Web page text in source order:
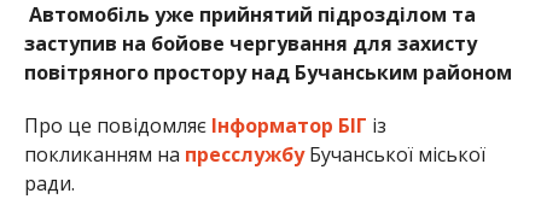
Автомобіль уже прийнятий підрозділом та
заступив на бойове чергування для захисту
повітряного простору над Бучанським районом
Про це повідомляє Інформатор БІГ із
покликанням на пресслужбуБучанської міської
ради.